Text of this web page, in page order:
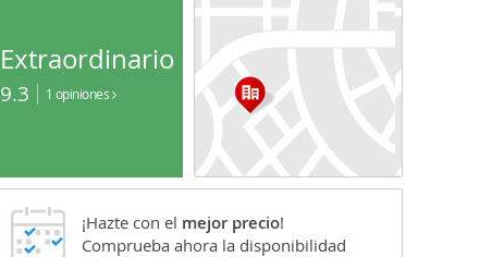
Extraordinario
9.3 1 opiniones
¡Hazte con el mejor precio!
Comprueba ahora la disponibilidad